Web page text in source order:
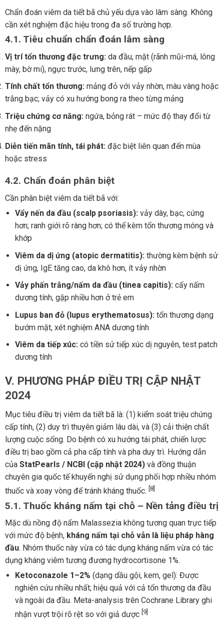
Chẩn đoán viêm da tiết bã chủ yếu dựa vào lâm sàng. Không
cần xét nghiệm đặc hiệu trong đa số trường hợp.
4.1. Tiêu chuẩn chẩn đoán lâm sàng
Vị trí tổn thương đặc trưng: da đầu, mặt (rãnh mũi-má, lông
mày, bờ mi), ngực trước, lưng trên, nếp gấp
Tính chất tổn thương:mảng đỏ với vảy nhờn, màu vàng hoặc
trắng bạc; vảy có xu hướng bong ra theo từng mảng
Triệu chứng cơ năng:ngứa, bỏng rát – mức độ thay đổi từ
nhẹ đến nặng
Diễn tiến mãn tính, tái phát: đặc biệt liên quan đến mùa
hoặc stress
4.2. Chẩn đoán phân biệt
Cần phân biệt viêm da tiết bã với:
Vẩy nến da đầu (scalp psoriasis):vảy dày, bạc, cứng
hơn; ranh giới rõ ràng hơn; có thể kèm tổn thương móng và
khớp
Viêm da dị ứng (atopic dermatitis): thường kèm bệnh sử
dị ứng, IgE tăng cao, da khô hơn, ít vảy nhờn
Vảy phấn trắng/nấm da đầu (tinea capitis):cấy nấm
dương tính, gặp nhiều hơn ở trẻ em
Lupus ban đỏ (lupus erythematosus): tổn thương dạng
bướm mặt, xét nghiệm ANA dương tính
Viêm da tiếp xúc:có tiền sử tiếp xúc dị nguyên, test patch
dương tính
V. PHƯƠNG PHÁP ĐIỀU TRỊ CẬP NHẬT
2024
Mục tiêu điều trị viêm da tiết bã là: (1) kiểm soát triệu chứng
cấp tính, (2) duy trì thuyên giảm lâu dài, và (3) cải thiện chất
lượng cuộc sống. Do bệnh có xu hướng tái phát, chiến lược
điều trị bao gồm cả pha cấp tính và pha duy trì. Hướng dẫn
của StatPearls / NCBI (cập nhật 2024)và đồng thuận
chuyên gia quốc tế khuyến nghị sử dụng phối hợp nhiều nhóm
thuốc và xoay vòng để tránh kháng thuốc. [8]
5.1. Thuốc kháng nấm tại chỗ – Nền tảng điều trị
Mặc dù nồng độ nấm Malassezia không tương quan trực tiếp
với mức độ bệnh, kháng nấm tại chỗ vẫn là liệu pháp hàng
đầu. Nhóm thuốc này vừa có tác dụng kháng nấm vừa có tác
dụng kháng viêm tương đương hydrocortisone 1%.
Ketoconazole 1–2% (dạng dầu gội, kem, gel): Được
nghiên cứu nhiều nhất; hiệu quả với cả tổn thương da đầu
và ngoài da đầu. Meta-analysis trên Cochrane Library ghi
nhận vượt trội rõ rệt so với giả dược [9]